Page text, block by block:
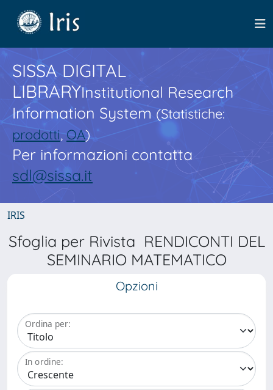
SISSA DIGITAL
LIBRARYInstitutional Research
Information System(Statistiche:
prodotti,OA)
Per informazioni contatta
sdl@sissa.it
IRIS
Sfoglia per Rivista RENDICONTI DEL
SEMINARIO MATEMATICO
Opzioni
Ordina per:
In ordine: